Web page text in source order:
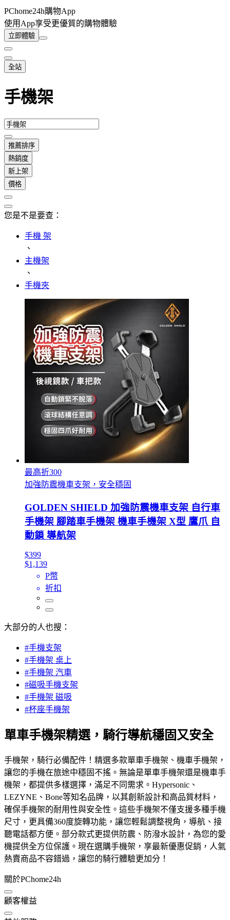
PChome24h購物App
使用App享受更優質的購物體驗
立即體驗
全站
手機架
推薦排序
熱銷度
新上架
價格
您是不是要查：
手機 架
、
主機架
、
手機夾
最高折300
加強防震機車支架，安全穩固
GOLDEN SHIELD 加強防震機車支架 自行車
手機架 腳踏車手機架 機車手機架 X型 鷹爪 自
動鎖 導航架
$399
$1,139
P幣
折扣
大部分的人也搜：
#手機支架
#手機架 桌上
#手機架 汽車
#磁吸手機支架
#手機架 磁吸
#杯座手機架
單車手機架精選，騎行導航穩固又安全
手機架，騎行必備配件！精選多款單車手機架、機車手機架，
讓您的手機在旅途中穩固不搖。無論是單車手機架還是機車手
機架，都提供多樣選擇，滿足不同需求。Hypersonic、
LEZYNE、Bone等知名品牌，以其創新設計和高品質材料，
確保手機架的耐用性與安全性。這些手機架不僅支援多種手機
尺寸，更具備360度旋轉功能，讓您輕鬆調整視角，導航、接
聽電話都方便。部分款式更提供防震、防潑水設計，為您的愛
機提供全方位保護。現在選購手機架，享最新優惠促銷，人氣
熱賣商品不容錯過，讓您的騎行體驗更加分！
關於PChome24h
顧客權益